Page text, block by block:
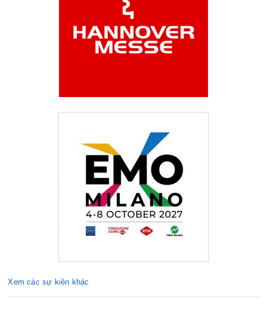
Xem các sự kiện khác